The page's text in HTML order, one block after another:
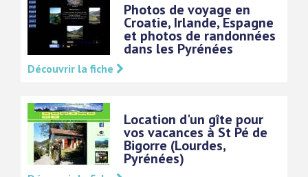
Photos de voyage en
Croatie, Irlande, Espagne
et photos de randonnées
dans les Pyrénées
Découvrir la fiche
Location d'un gîte pour
vos vacances à St Pé de
Bigorre (Lourdes,
Pyrénées)